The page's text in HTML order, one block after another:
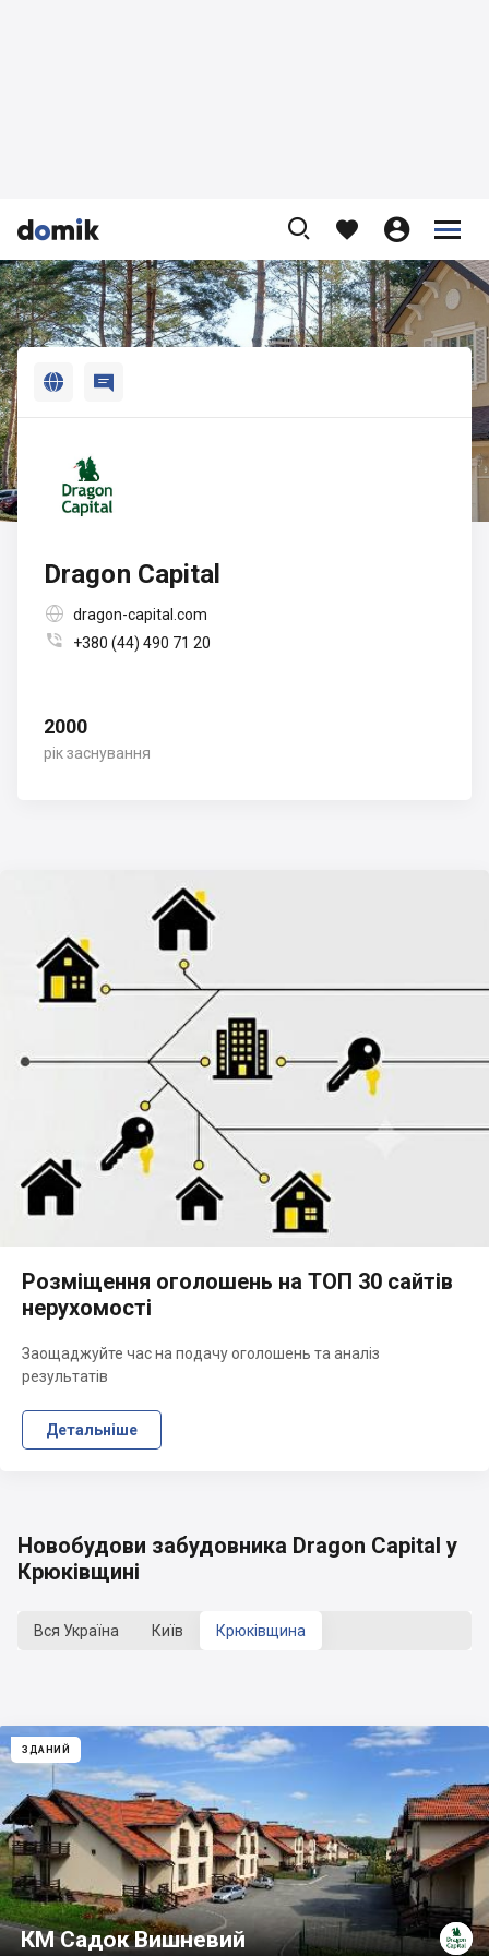


    




 
Dragon Capital
 dragon-capital.com
 +380 (44) 490 71 20
2000
рік заснування
Розміщення оголошень на ТОП 30 сайтів
нерухомості
Заощаджуйте час на подачу оголошень та аналіз
результатів
Детальніше
Новобудови забудовника Dragon Capital у
Крюківщині
Вся Україна Київ Крюківщина
ЗДАНИЙ
КМ Садок Вишневий